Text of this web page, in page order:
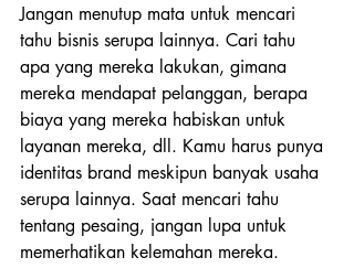
Jangan menutup mata untuk mencari
tahu bisnis serupa lainnya. Cari tahu
apa yang mereka lakukan, gimana
mereka mendapat pelanggan, berapa
biaya yang mereka habiskan untuk
layanan mereka, dll. Kamu harus punya
identitas brand meskipun banyak usaha
serupa lainnya. Saat mencari tahu
tentang pesaing, jangan lupa untuk
memerhatikan kelemahan mereka.